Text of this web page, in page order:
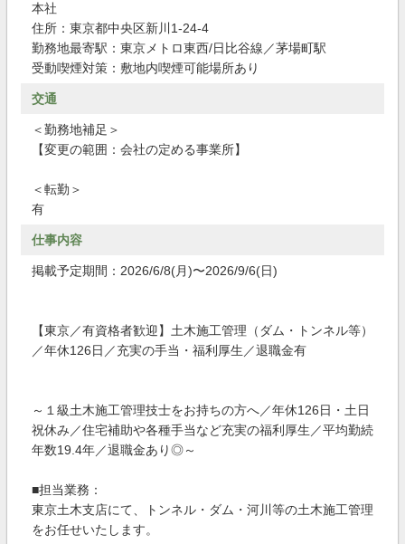
本社
住所：東京都中央区新川1-24-4
勤務地最寄駅：東京メトロ東西/日比谷線／茅場町駅
受動喫煙対策：敷地内喫煙可能場所あり
交通
＜勤務地補足＞
【変更の範囲：会社の定める事業所】
＜転勤＞
有
仕事内容
掲載予定期間：2026/6/8(月)〜2026/9/6(日)
【東京／有資格者歓迎】土木施工管理（ダム・トンネル等）
／年休126日／充実の手当・福利厚生／退職金有
～１級土木施工管理技士をお持ちの方へ／年休126日・土日
祝休み／住宅補助や各種手当など充実の福利厚生／平均勤続
年数19.4年／退職金あり◎～
■担当業務：
東京土木支店にて、トンネル・ダム・河川等の土木施工管理
をお任せいたします。